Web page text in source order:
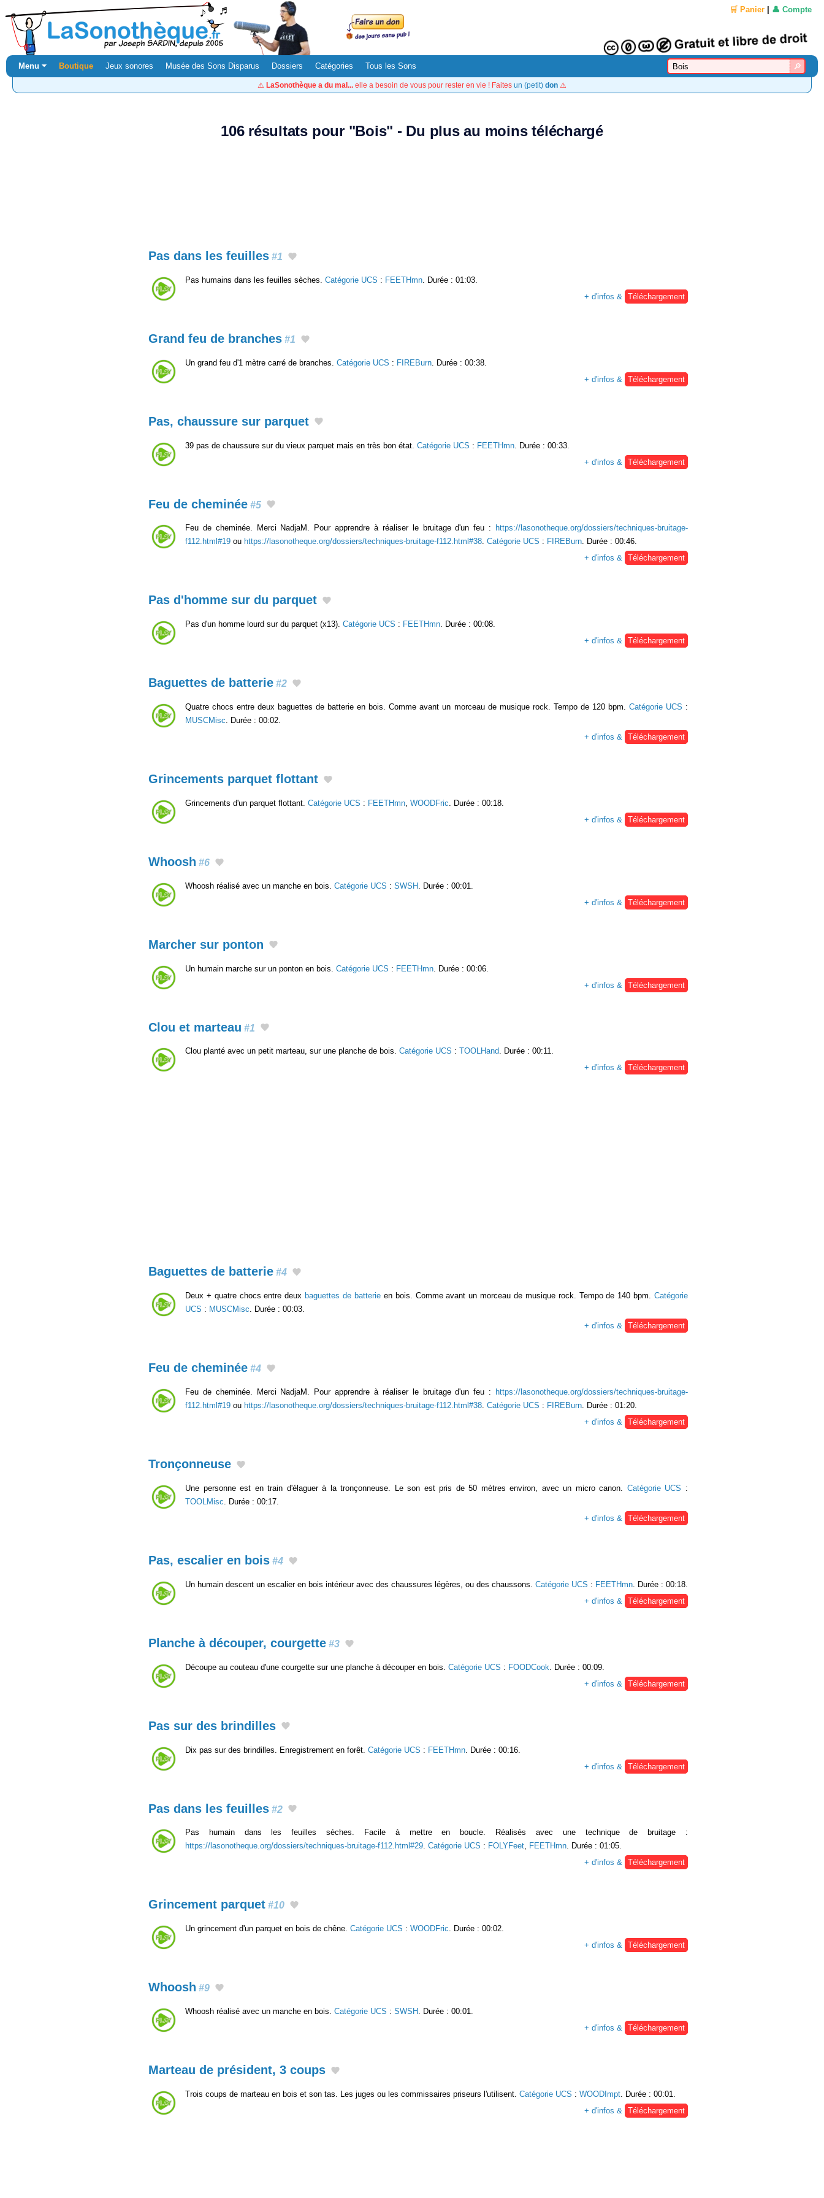
🛒 Panier 👤 Compte
Menu ⏷ Boutique Jeux sonores Musée des Sons Disparus Dossiers Catégories Tous les Sons
⚠️ LaSonothèque a du mal... elle a besoin de vous pour rester en vie ! Faites un (petit) don ⚠️
106 résultats pour "Bois" - Du plus au moins téléchargé
Pas dans les feuilles #1
Pas humains dans les feuilles sèches. Catégorie UCS : FEETHmn . Durée : 01:03.
+ d'infos &
Téléchargement
Grand feu de branches #1
Un grand feu d'1 mètre carré de branches. Catégorie UCS : FIREBurn . Durée : 00:38.
+ d'infos &
Téléchargement
Pas, chaussure sur parquet
39 pas de chaussure sur du vieux parquet mais en très bon état. Catégorie UCS : FEETHmn . Durée : 00:33.
+ d'infos &
Téléchargement
Feu de cheminée #5
Feu de cheminée. Merci NadjaM. Pour apprendre à réaliser le bruitage d'un feu :
https://lasonotheque.org/dossiers/techniques-bruitage-
f112.html#19 ou https://lasonotheque.org/dossiers/techniques-bruitage-f112.html#38. Catégorie UCS : FIREBurn. Durée : 00:46.
+ d'infos & Téléchargement
Pas d'homme sur du parquet
Pas d'un homme lourd sur du parquet (x13). Catégorie UCS : FEETHmn. Durée : 00:08.
+ d'infos & Téléchargement
Baguettes de batterie #2
Quatre chocs entre deux baguettes de batterie en bois. Comme avant un morceau de musique rock. Tempo de 120 bpm. Catégorie UCS :
MUSCMisc. Durée : 00:02.
+ d'infos & Téléchargement
Grincements parquet flottant
Grincements d'un parquet flottant. Catégorie UCS : FEETHmn WOODFric . Durée : 00:18.
+ d'infos &
Téléchargement
Whoosh #6
Whoosh réalisé avec un manche en bois. Catégorie UCS : SWSH
. Durée : 00:01.
+ d'infos &
Téléchargement
Marcher sur ponton
Un humain marche sur un ponton en bois. Catégorie UCS : FEETHmn . Durée : 00:06.
+ d'infos &
Téléchargement
Clou et marteau #1
Clou planté avec un petit marteau, sur une planche de bois. Catégorie UCS : TOOLHand. Durée : 00:11.
+ d'infos & Téléchargement
Baguettes de batterie #4
Deux + quatre chocs entre deux baguettes de batterieen bois. Comme avant un morceau de musique rock. Tempo de 140 bpm.Catégorie
UCS : MUSCMisc. Durée : 00:03.
+ d'infos & Téléchargement
Feu de cheminée #4
Feu de cheminée. Merci NadjaM. Pour apprendre à réaliser le bruitage d'un feu :
https://lasonotheque.org/dossiers/techniques-bruitage-
f112.html#19 ou https://lasonotheque.org/dossiers/techniques-bruitage-f112.html#38. Catégorie UCS : FIREBurn. Durée : 01:20.
+ d'infos & Téléchargement
Tronçonneuse
Une personne est en train d'élaguer à la tronçonneuse. Le son est pris de 50 mètres environ, avec un micro canon. Catégorie UCS :
TOOLMisc . Durée : 00:17.
+ d'infos &
Téléchargement
Pas, escalier en bois #4
Un humain descent un escalier en bois intérieur avec des chaussures légères, ou des chaussons. Catégorie UCS : FEETHmn . Durée : 00:18.
+ d'infos &
Téléchargement
Planche à découper, courgette #3
Découpe au couteau d'une courgette sur une planche à découper en bois. Catégorie UCS : FOODCook . Durée : 00:09.
+ d'infos &
Téléchargement
Pas sur des brindilles
Dix pas sur des brindilles. Enregistrement en forêt. Catégorie UCS : FEETHmn . Durée : 00:16.
+ d'infos &
Téléchargement
Pas dans les feuilles #2
Pas humain dans les feuilles sèches. Facile à mettre en boucle. Réalisés avec une technique de bruitage :
https://lasonotheque.org/dossiers/techniques-bruitage-f112.html#29. Catégorie UCS : FOLYFeet, FEETHmn. Durée : 01:05.
+ d'infos & Téléchargement
Grincement parquet #10
Un grincement d'un parquet en bois de chêne. Catégorie UCS : WOODFric. Durée : 00:02.
+ d'infos & Téléchargement
Whoosh #9
Whoosh réalisé avec un manche en bois. Catégorie UCS : SWSH . Durée : 00:01.
+ d'infos & Téléchargement
Marteau de président, 3 coups
Trois coups de marteau en bois et son tas. Les juges ou les commissaires priseurs l'utilisent. Catégorie UCS : WOODImpt . Durée : 00:01.
+ d'infos &
Téléchargement